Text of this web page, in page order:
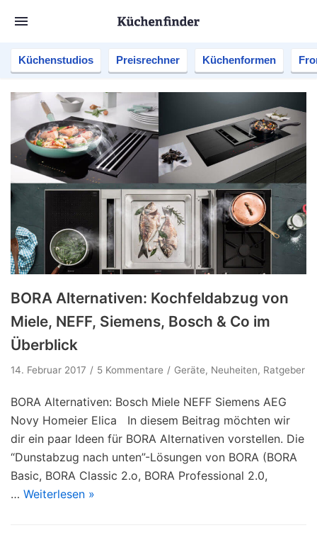
Küchenstudios Preisrechner Küchenformen
BORA Alternativen: Kochfeldabzug von
Miele, NEFF, Siemens, Bosch & Co im
Überblick
14. Februar 2017 5 Kommentare Geräte, Neuheiten, Ratgeber
BORA Alternativen: Bosch Miele NEFF Siemens AEG
Novy Homeier Elica In diesem Beitrag möchten wir
dir ein paar Ideen für BORA Alternativen vorstellen. Die
“Dunstabzug nach unten”-Lösungen von BORA (BORA
Basic, BORA Classic 2.o, BORA Professional 2.0,
… Weiterlesen »